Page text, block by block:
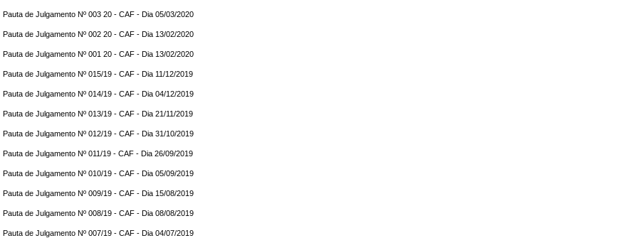
Pauta de Julgamento Nº 003 20 - CAF - Dia 05/03/2020
Pauta de Julgamento Nº 002 20 - CAF - Dia 13/02/2020
Pauta de Julgamento Nº 001 20 - CAF - Dia 13/02/2020
Pauta de Julgamento Nº 015/19 - CAF - Dia 11/12/2019
Pauta de Julgamento Nº 014/19 - CAF - Dia 04/12/2019
Pauta de Julgamento Nº 013/19 - CAF - Dia 21/11/2019
Pauta de Julgamento Nº 012/19 - CAF - Dia 31/10/2019
Pauta de Julgamento Nº 011/19 - CAF - Dia 26/09/2019
Pauta de Julgamento Nº 010/19 - CAF - Dia 05/09/2019
Pauta de Julgamento Nº 009/19 - CAF - Dia 15/08/2019
Pauta de Julgamento Nº 008/19 - CAF - Dia 08/08/2019
Pauta de Julgamento Nº 007/19 - CAF - Dia 04/07/2019